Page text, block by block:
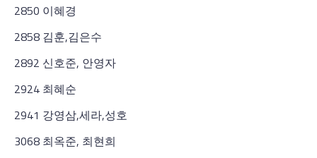
2850 이혜경
2858 김훈,김은수
2892 신호준, 안영자
2924 최혜순
2941 강영삼,세라,성호
3068 최옥준, 최현희